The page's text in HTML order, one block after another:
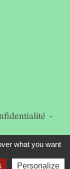
-
what you want
Personalize